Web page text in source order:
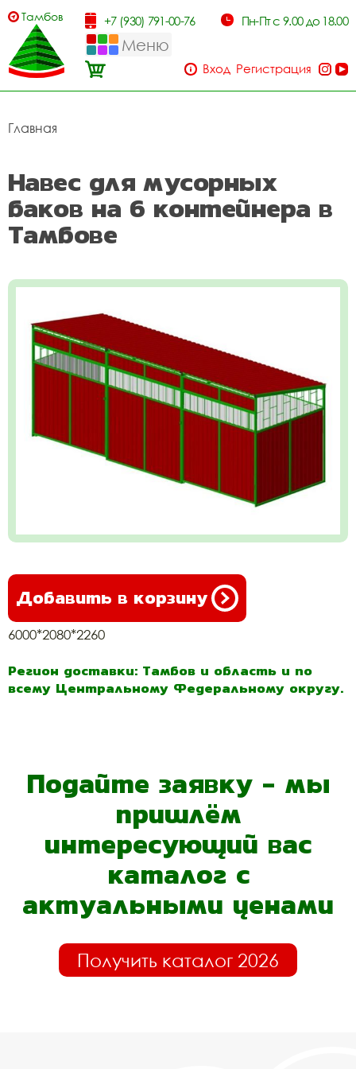
Тамбов +7 (930) 791-00-76 Пн-Пт с 9.00 до 18.00
Меню
Вход Регистрация
Главная
Навес для мусорных
баков на 6 контейнера в
Тамбове
Добавить в корзину
6000*2080*2260
Регион доставки: Тамбов и область и по
всему Центральному Федеральному округу.
Подайте заявку - мы
пришлём
интересующий вас
каталог с
актуальными ценами
Получить каталог 2026